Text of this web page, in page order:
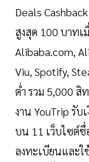
Deals
สูงสุด 100 บาทเ
Alibaba.com,
Viu, Spotify,
ต่ำ รวม 5,000 สิ
งาน YouTrip รับ
บน 11 เว็บไซต์
ลงทะเบียนและใ